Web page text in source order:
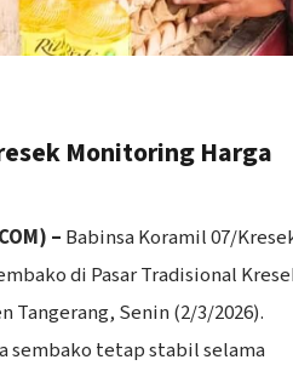
Monitoring Harga
– Babinsa Koramil 07/
di Pasar Tradisional
Tangerang, Senin (2/3/2026).
sembako tetap stabil selama